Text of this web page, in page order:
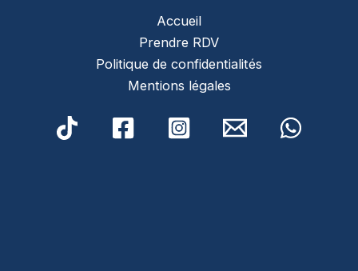
Accueil
Prendre RDV
Politique de confidentialités
Mentions légales